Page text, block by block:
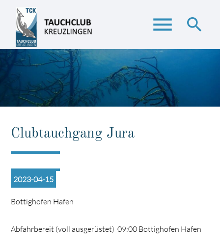
menu search
Suchbegriffe
Clubtauchgang Jura
2023-04-15
Bottighofen Hafen
Abfahrbereit (voll ausgerüstet) 09:00 Bottighofen Hafen